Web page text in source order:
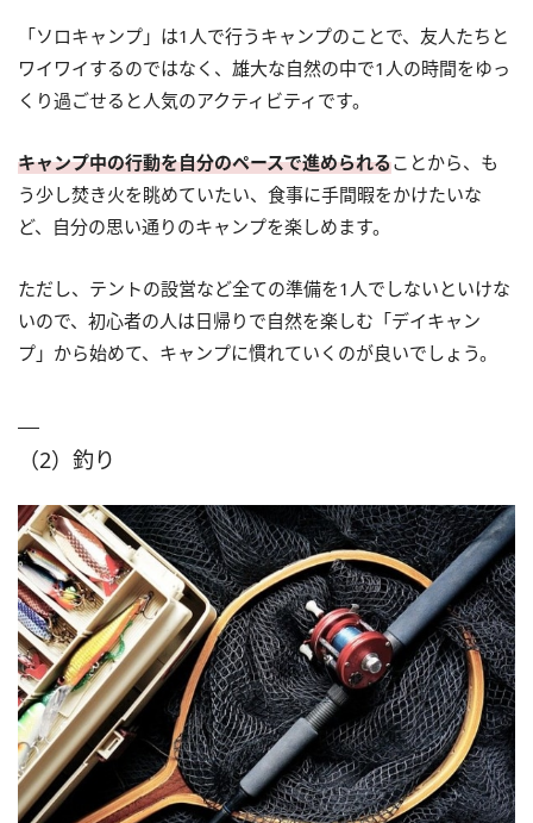
「ソロキャンプ」は1人で行うキャンプのことで、友人たちと
ワイワイするのではなく、雄大な自然の中で1人の時間をゆっ
くり過ごせると人気のアクティビティです。
キャンプ中の行動を自分のペースで進められることから、も
う少し焚き火を眺めていたい、食事に手間暇をかけたいな
ど、自分の思い通りのキャンプを楽しめます。
ただし、テントの設営など全ての準備を1人でしないといけな
いので、初心者の人は日帰りで自然を楽しむ「デイキャン
プ」から始めて、キャンプに慣れていくのが良いでしょう。
（2）釣り